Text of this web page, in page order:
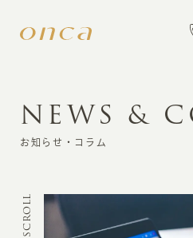
INFORMATION
CREATION
NEWS &
お知らせ・コラム
SCROLL